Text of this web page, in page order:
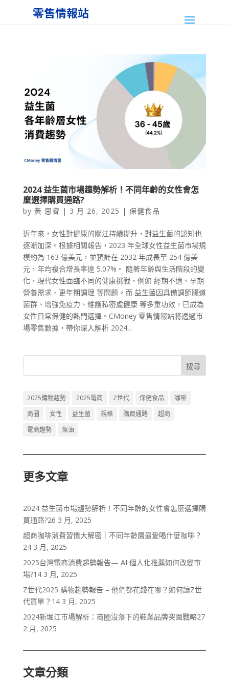
2024 益生菌市場趨勢解析！不同年齡的女性會怎
麼選擇購買通路?
by 黃 思睿 | 3 月 26, 2025 | 保健食品
近年來，女性對健康的關注持續提升，對益生菌的認知也
逐漸加深。根據相關報告，2023 年全球女性益生菌市場規
模約為 163 億美元，並預計在 2032 年成長至 254 億美
元，年均複合增長率達 5.07%。 隨著年齡與生活階段的變
化，現代女性面臨不同的健康挑戰，例如 經期不適、孕期
營養需求、更年期調理 等問題。而 益生菌因具備調節腸道
菌群、增強免疫力、維護私密處健康 等多重功效，已成為
女性日常保健的熱門選擇。CMoney 零售情報站將透過市
場零售數據，帶你深入解析 2024...
搜尋
2025購物趨勢 2025電商 Z世代 保健食品
咖啡
商圈
女性 益生菌 規格 購買通路
超商
電商趨勢
魚油
更多文章
2024 益生菌市場趨勢解析！不同年齡的女性會怎麼選擇購
買通路?26 3 月, 2025
超商咖啡消費習慣大解密｜不同年齡層最愛喝什麼咖啡？
24 3 月, 2025
2025台灣電商消費趨勢報告— AI 個人化推薦如何改變市
場?14 3 月, 2025
Z世代2025 購物趨勢報告 – 他們都花錢在哪？如何讓Z世
代買單？ 14 3 月, 2025
2024新堀江市場解析：商圈沒落下的鞋業品牌突圍戰略27
2 月, 2025
文章分類